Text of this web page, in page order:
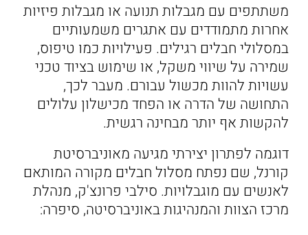
משתתפים עם מגבלות תנועה או מגבלות פיזיות
אחרות מתמודדים עם אתגרים משמעותיים
במסלולי חבלים רגילים. פעילויות כמו טיפוס,
שמירה על שיווי משקל, או שימוש בציוד טכני
עשויות להוות מכשול עבורם. מעבר לכך,
התחושה של הדרה או הפחד מכישלון עלולים
להקשות אף יותר מבחינה רגשית.
דוגמה לפתרון יצירתי מגיעה מאוניברסיטת
קורנל, שם נפתח מסלול חבלים מקורה המותאם
לאנשים עם מוגבלויות. סילבי פרונצ'ק, מנהלת
מרכז הצוות והמנהיגות באוניברסיטה, סיפרה: